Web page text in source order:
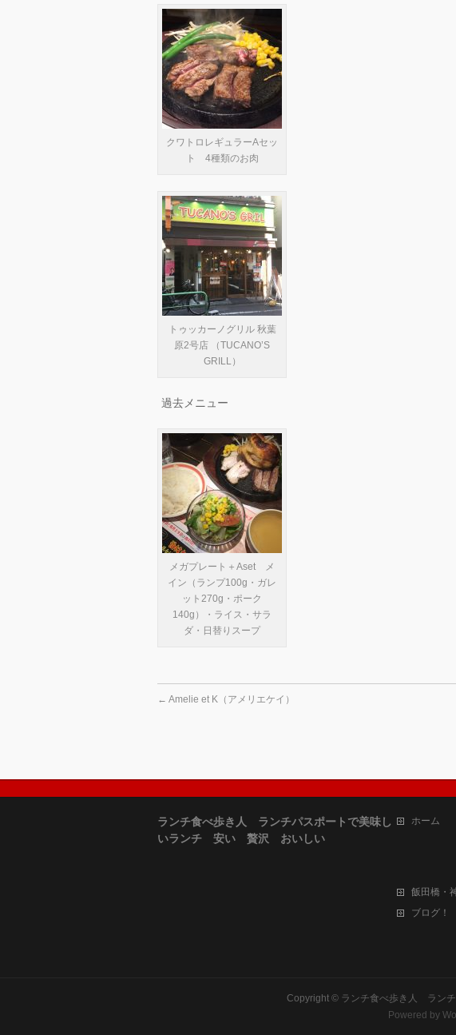
クワトロレギュラーAセッ
ト 4種類のお肉
トゥッカーノグリル 秋葉
原2号店 （TUCANO’S
GRILL）
過去メニュー
メガプレート＋Aset メ
イン（ランプ100g・ガレ
ット270g・ポーク
140g）・ライス・サラ
ダ・日替りスープ
← Amelie et K（アメリエケイ）
ランチ食べ歩き人 ランチパスポートで美味し
いランチ 安い 贅沢 おいしい
ホーム
飯田橋・
ブログ！
Copyright © ランチ食べ歩き人 ラン
Powered by